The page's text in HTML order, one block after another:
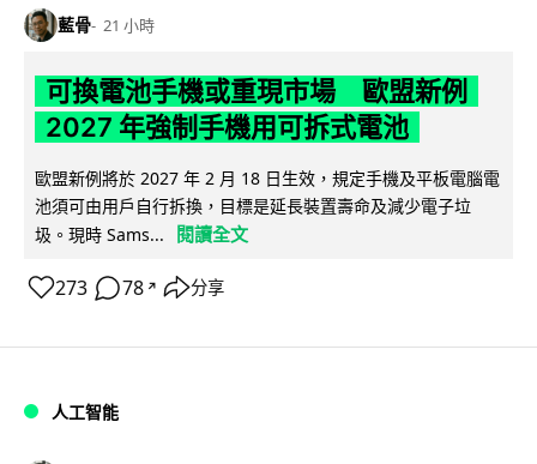
藍骨 21 小時
可換電池手機或重現市場 歐盟新例
2027 年強制手機用可拆式電池
歐盟新例將於 2027 年 2 月 18 日生效，規定手機及平板電腦電
池須可由用戶自行拆換，目標是延長裝置壽命及減少電子垃
圾。現時 Sams...
閱讀全文
273 78 ↗ 分享
人工智能